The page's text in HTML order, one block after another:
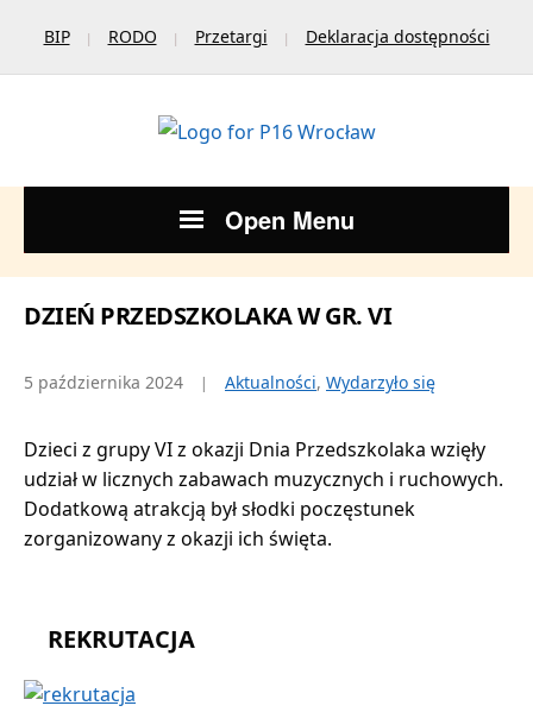
BIP RODO Przetargi Deklaracja dostępności
Open Menu
REKRUTACJA
DZIEŃ PRZEDSZKOLAKA W GR. VI
5 października 2024 Aktualności, Wydarzyło się
Dzieci z grupy VI z okazji Dnia Przedszkolaka wzięły
udział w licznych zabawach muzycznych i ruchowych.
Dodatkową atrakcją był słodki poczęstunek
zorganizowany z okazji ich święta.